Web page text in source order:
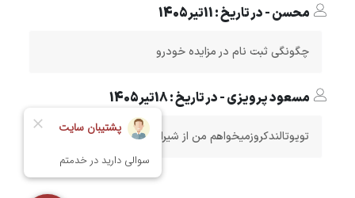
محسن - در تاریخ : 11تیر1405
چگونگی ثبت نام در مزایده خودرو
مسعود پرویزی - در تاریخ : 18تیر1405
تویوتالندکروزمیخواهم من از شیراز هستم